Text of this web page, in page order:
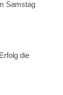
Samstag
die